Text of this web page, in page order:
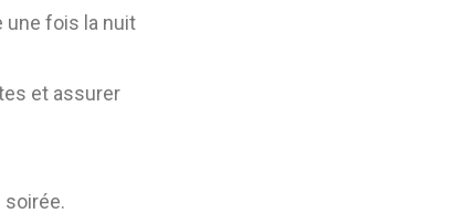
une fois la nuit
et assurer
soirée.